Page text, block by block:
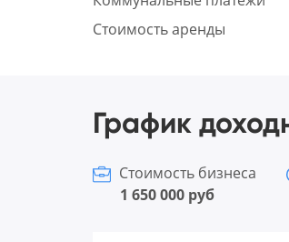
Стоимость аренды
График
Стоимость бизнеса
1 650 000 руб